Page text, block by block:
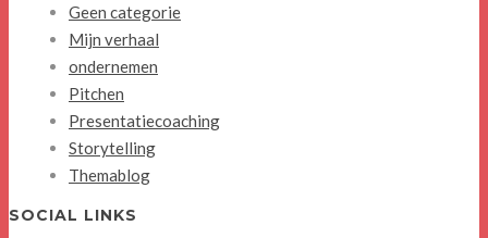
Geen categorie
Mijn verhaal
ondernemen
Pitchen
Presentatiecoaching
Storytelling
Themablog
SOCIAL LINKS